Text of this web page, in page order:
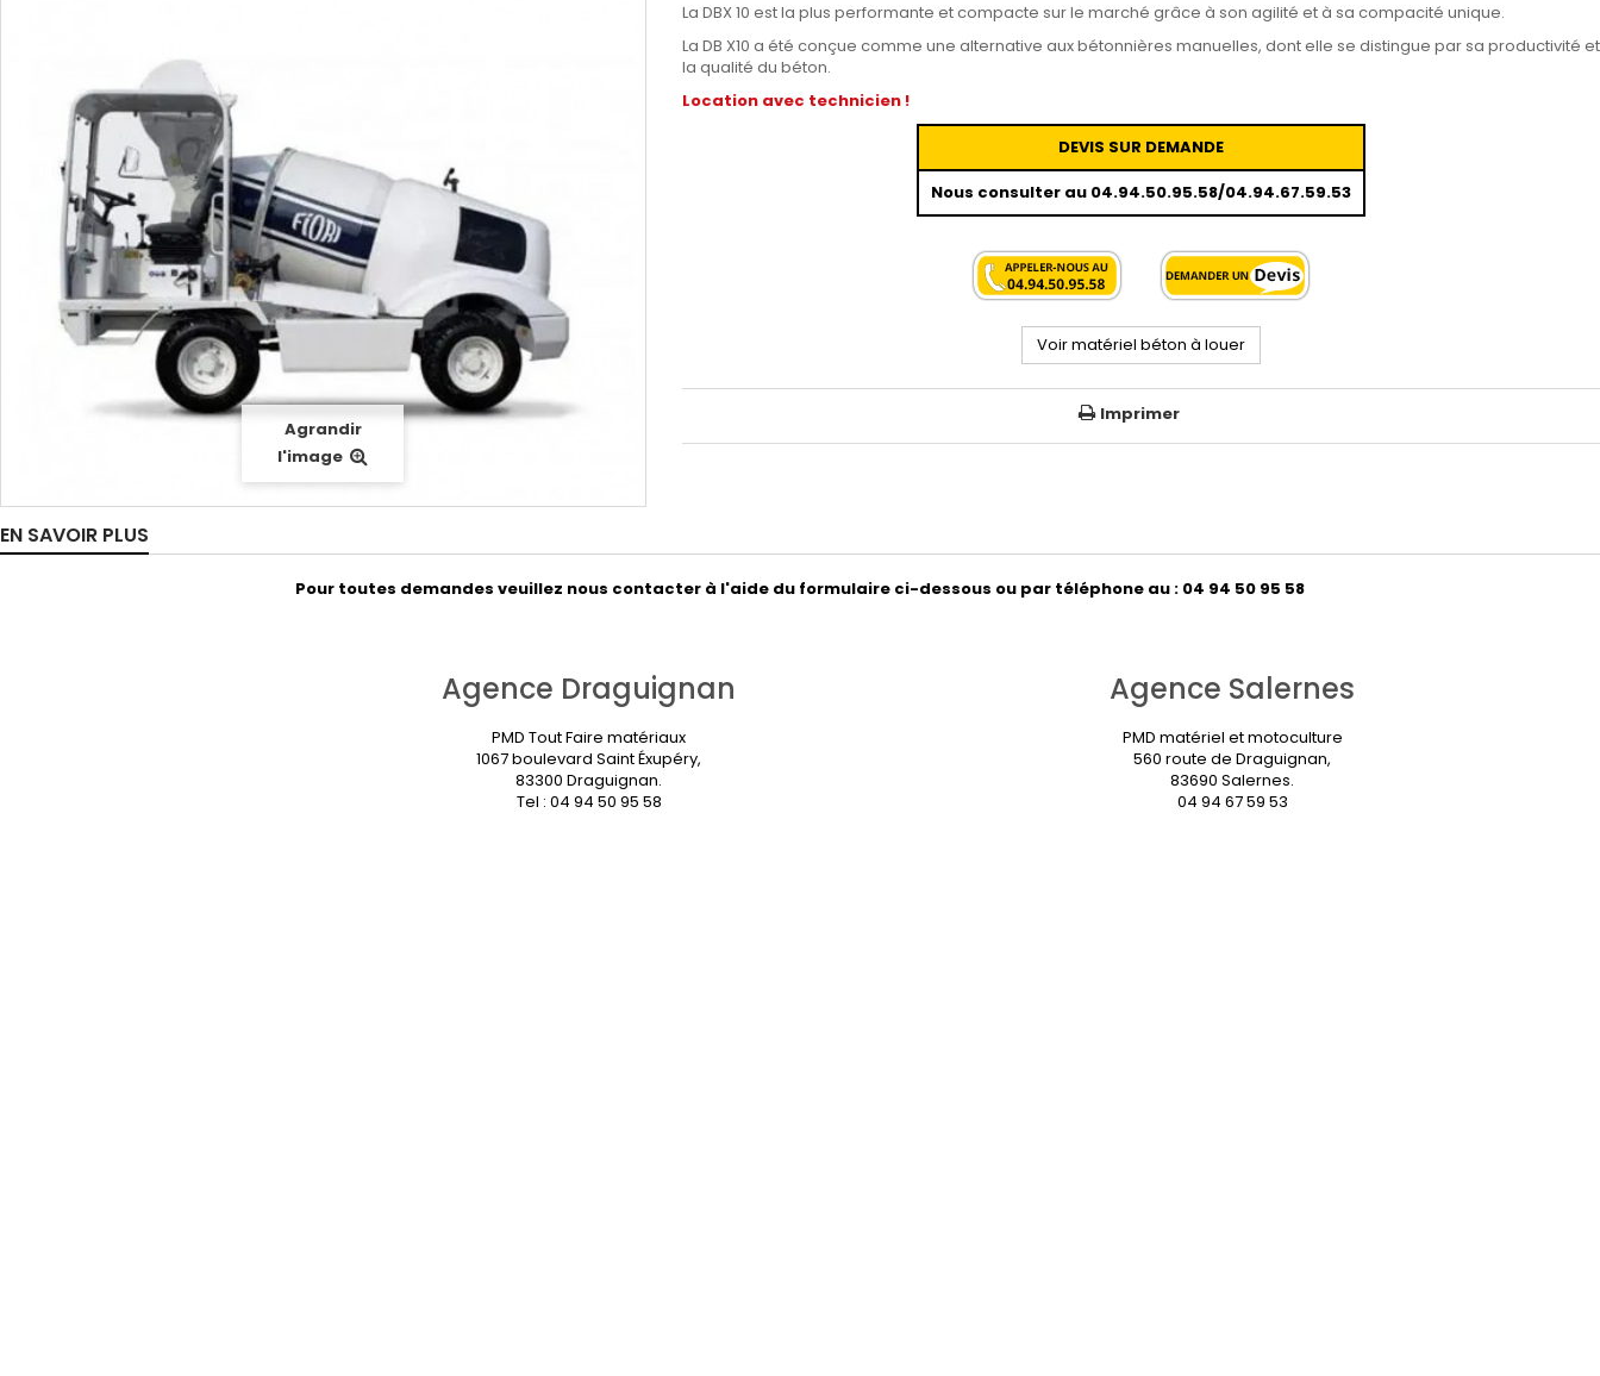
Agrandir
l'image
La DBX 10 est la plus performante et compacte sur le marché grâce à son agilité et à sa compacité unique.
La DB X10 a été conçue comme une alternative aux bétonnières manuelles, dont elle se distingue par sa productivité et
la qualité du béton.
Location avec technicien !
DEVIS SUR DEMANDE
Nous consulter au 04.94.50.95.58/04.94.67.59.53
Voir matériel béton à louer
Imprimer
EN SAVOIR PLUS
Pour toutes demandes veuillez nous contacter à l'aide du formulaire ci-dessous ou par téléphone au : 04 94 50 95 58
Agence Draguignan
PMD Tout Faire matériaux
1067 boulevard Saint Éxupéry,
83300 Draguignan.
Tel : 04 94 50 95 58
Agence Salernes
PMD matériel et motoculture
560 route de Draguignan,
83690 Salernes.
04 94 67 59 53